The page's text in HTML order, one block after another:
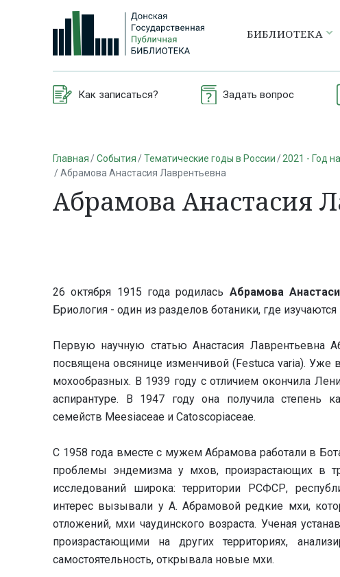
БИБЛИОТЕКА
Как записаться? Задать вопрос
Главная События Тематические годы в России
2021 - Год
Абрамова Анастасия Лаврентьевна
Абрамова Анастасия
26 октября 1915 года родилась Абрамова
Бриология - один из разделов ботаники, где
Первую научную статью Анастасия Лаврентьевна
посвящена овсянице изменчивой (Festuca varia). Уже
мохообразных. В 1939 году с отличием окончила
аспирантуре. В 1947 году она получила степень
семейств Meesiaceae и Catoscopiaceae.
С 1958 года вместе с мужем Абрамова работали в
проблемы эндемизма у мхов, произрастающих в
исследований широка: территории РСФСР,
интерес вызывали у А. Абрамовой редкие мхи,
отложений, мхи чаудинского возраста. Ученая
произрастающими на других территориях,
самостоятельность, открывала новые мхи.